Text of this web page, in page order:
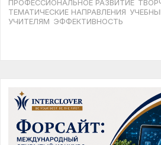
ПРОФЕССИОНАЛЬНОЕ РАЗВИТИЕ
ТЕМАТИЧЕСКИЕ НАПРАВЛЕНИЯ
УЧИТЕЛЯМ ЭФФЕКТИВНОСТЬ